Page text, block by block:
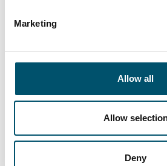
Marketing
Allow all
Allow
Deny
Riou Ocean Glass,
#architectural #automation #flat